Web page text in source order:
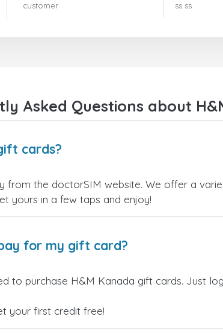
empfehlen!!!
customer
ss ss
Asked Questions about
cards?
from the doctorSIM website. We offer a
yours in a few taps and enjoy!
for my gift card?
to purchase H&M Kanada gift cards. Just
your first credit free!